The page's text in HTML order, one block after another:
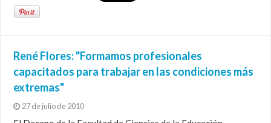
René Flores: "Formamos profesionales
capacitados para trabajar en las condiciones más
extremas"
27 de julio de 2010